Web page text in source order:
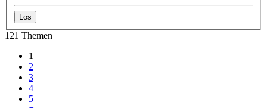
121 Themen
1
2
3
4
5